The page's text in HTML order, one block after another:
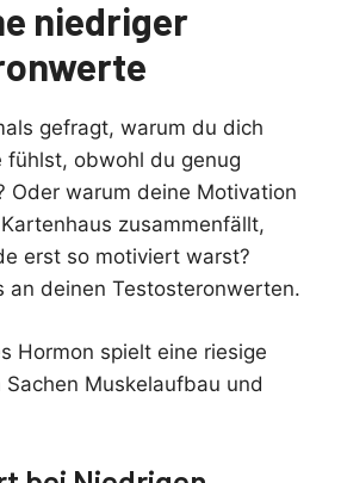
niedriger
gefragt, warum du dich
fühlst, obwohl du genug
Oder warum deine Motivation
zusammenfällt,
erst so motiviert warst?
an deinen Testosteronwerten.
Hormon spielt eine riesige
Sachen Muskelaufbau und